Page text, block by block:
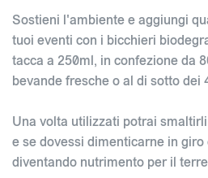
Sostieni l'ambiente e aggiungi
tuoi eventi con i bicchieri
tacca a 250ml, in confezione da
bevande fresche o al di sotto dei
Una volta utilizzati potrai
e se dovessi dimenticarne in
diventando nutrimento per il